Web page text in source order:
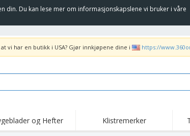
din. Du kan lese mer om informasjonskapslene vi bruker i våre
at vi har en butikk i USA? Gjør innkjøpene dine i https://
og Hefter Klistremerker